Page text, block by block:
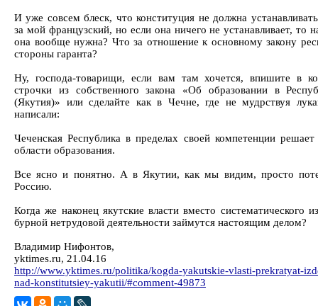
И уже совсем блеск, что конституция не должна
за мой французский, но если она ничего не устанавливает, то
она вообще нужна? Что за отношение к основному закону
стороны гаранта?
Ну, господа-товарищи, если вам там хочется, впишите в
строчки из собственного закона «Об образовании в
(Якутия)» или сделайте как в Чечне, где не мудрствуя
написали:
Чеченская Республика в пределах своей компетенции
области образования.
Все ясно и понятно. А в Якутии, как мы видим, просто
Россию.
Когда же наконец якутские власти вместо систематического
бурной нетрудовой деятельности займутся настоящим делом?
Владимир Нифонтов,
yktimes.ru, 21.04.16
http://www.yktimes.ru/politika/kogda-yakutskie-vlasti-prekratyat-
nad-konstitutsiey-yakutii/#comment-49873